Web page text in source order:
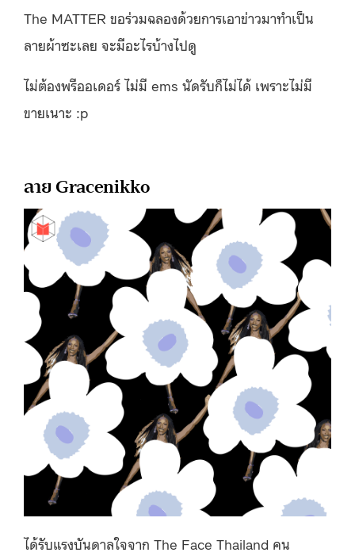
The MATTER ขอร่วมฉลองด้วยการเอาข่าวมาทำเป็น
ลายผ้าซะเลย จะมีอะไรบ้างไปดู
ไม่ต้องพรีออเดอร์ ไม่มี ems นัดรับก็ไม่ได้ เพราะไม่มี
ขายเนาะ :p
ลาย Gracenikko
ได้รับแรงบันดาลใจจาก The Face Thailand คน